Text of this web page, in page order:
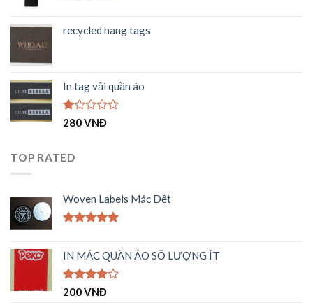
hạng
recycled hang tags
In tag vải quần áo
Được
1.00
280VNĐ
TOP RATED
Woven Labels Mác Dệt
5 sao
IN MÁC QUẦN ÁO SỐ LƯỢNG ÍT
Được
200VNĐ